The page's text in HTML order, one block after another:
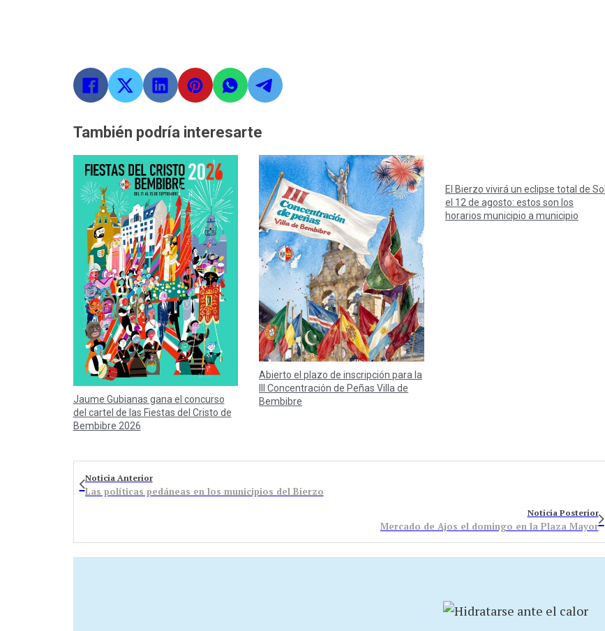
También podría interesarte
Jaume Gubianas gana el concurso
del cartel de las Fiestas del Cristo de
Bembibre 2026
Abierto el plazo de inscripción para la
III Concentración de Peñas Villa de
Bembibre
El Bierzo vivirá un eclipse total de Sol
el 12 de agosto: estos son los
horarios municipio a municipio
Noticia Anterior
Las políticas pedáneas en los municipios del Bierzo
Noticia Posterior
Mercado de Ajos el domingo en la Plaza Mayor